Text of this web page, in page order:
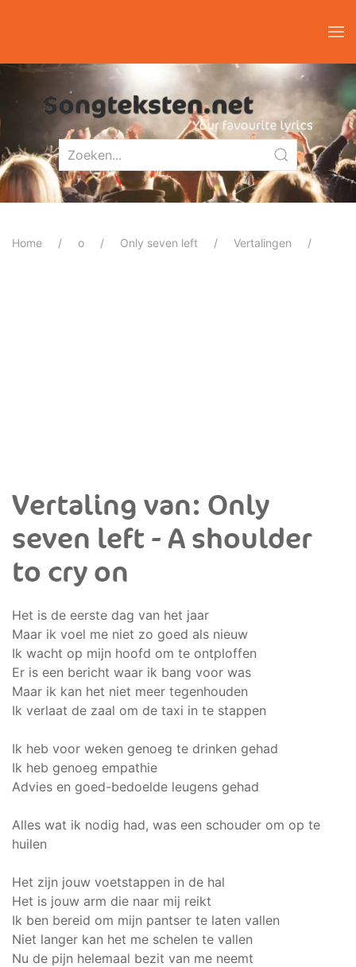
Home o Only seven left Vertalingen
Vertaling van: Only
seven left - A shoulder
to cry on
Het is de eerste dag van het jaar
Maar ik voel me niet zo goed als nieuw
Ik wacht op mijn hoofd om te ontploffen
Er is een bericht waar ik bang voor was
Maar ik kan het niet meer tegenhouden
Ik verlaat de zaal om de taxi in te stappen
Ik heb voor weken genoeg te drinken gehad
Ik heb genoeg empathie
Advies en goed-bedoelde leugens gehad
Alles wat ik nodig had, was een schouder om op te
huilen
Het zijn jouw voetstappen in de hal
Het is jouw arm die naar mij reikt
Ik ben bereid om mijn pantser te laten vallen
Niet langer kan het me schelen te vallen
Nu de pijn helemaal bezit van me neemt